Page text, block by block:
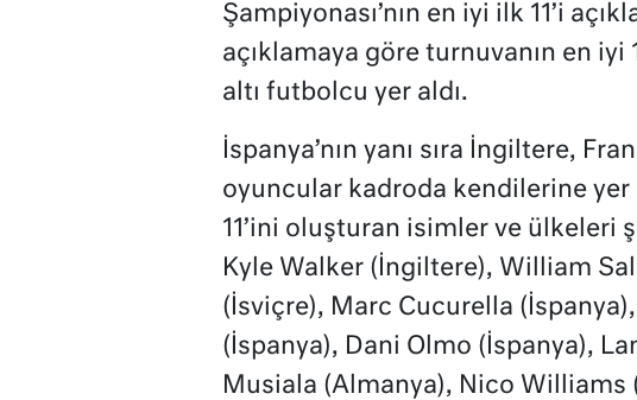
Şampiyonası’nın en iyi ilk 11’i
açıklamaya göre turnuvanın en iyi
altı futbolcu yer aldı.
İspanya’nın yanı sıra İngiltere,
oyuncular kadroda kendilerine yer
11’ini oluşturan isimler ve ülkeleri
Kyle Walker (İngiltere), William
(İsviçre), Marc Cucurella
(İspanya), Dani Olmo (İspanya),
Musiala (Almanya), Nico Williams